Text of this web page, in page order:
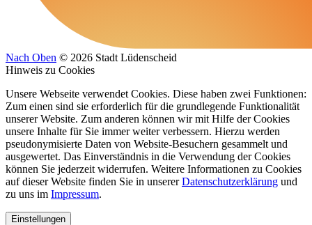
Nach Oben © 2026 Stadt Lüdenscheid
Hinweis zu Cookies
Unsere Webseite verwendet Cookies. Diese haben zwei Funktionen:
Zum einen sind sie erforderlich für die grundlegende Funktionalität
unserer Website. Zum anderen können wir mit Hilfe der Cookies
unsere Inhalte für Sie immer weiter verbessern. Hierzu werden
pseudonymisierte Daten von Website-Besuchern gesammelt und
ausgewertet. Das Einverständnis in die Verwendung der Cookies
können Sie jederzeit widerrufen. Weitere Informationen zu Cookies
auf dieser Website finden Sie in unsererDatenschutzerklärung und
zu uns im Impressum.
Einstellungen